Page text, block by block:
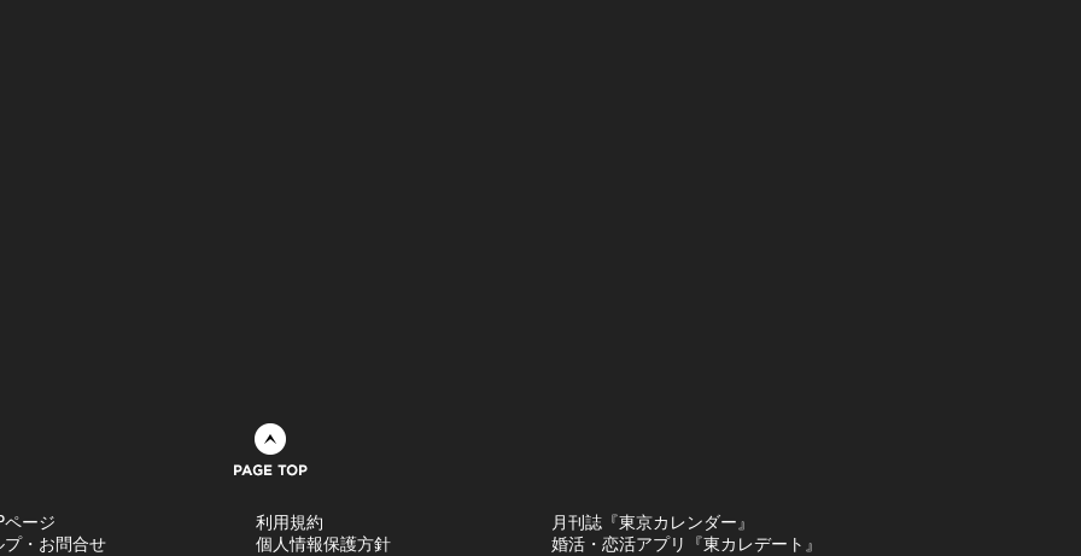
ページ
プ・お問合せ
利用規約
個人情報保護方針
月刊誌『東京カレンダー』
婚活・恋活アプリ『東カレデート』